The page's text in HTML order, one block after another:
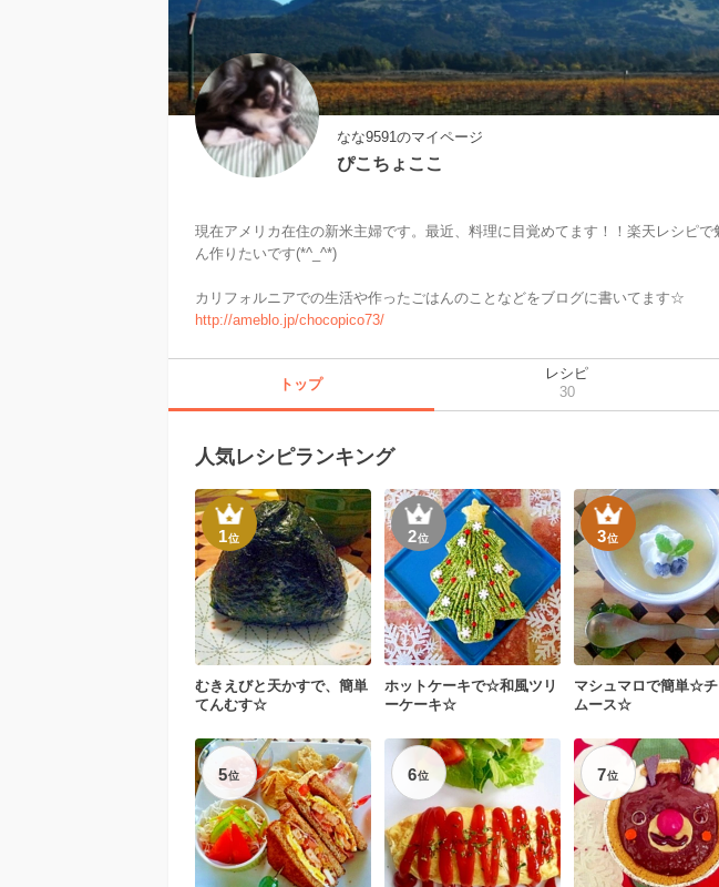
なな9591のマイページ
ぴこちょここ
現在アメリカ在住の新米主婦です。最近、料理に目覚めてます！！楽天レシピで
ん作りたいです(*^_^*)
http://ameblo.jp/chocopico73/
トップ
レシピ
30
人気レシピランキング
1位
むきえびと天かすで、簡単
てんむす☆
2位
ホットケーキで☆和風ツリ
ーケーキ☆
3位
マシュマロで簡単☆
ムース☆
5位 6位 7位